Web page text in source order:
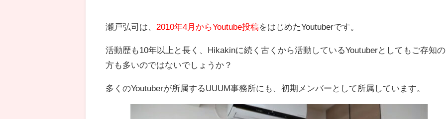
瀬戸弘司は、 2010年4月からYoutube投稿をはじめたYoutuberです。
活動歴も10年以上と長く、Hikakinに続く古くから活動しているYoutuberとしてもご存知の
方も多いのではないでしょうか？
多くのYoutuberが所属するUUUM事務所にも、初期メンバーとして所属しています。